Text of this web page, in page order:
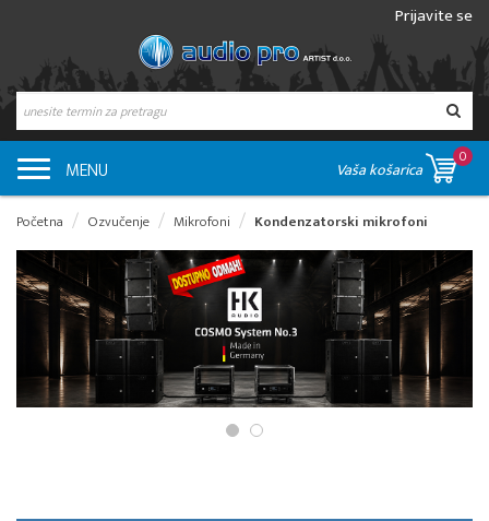
Prijavite se
MENU Vaša košarica
0
Početna Ozvučenje Mikrofoni Kondenzatorski mikrofoni